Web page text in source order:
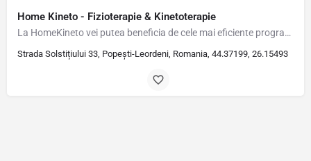
Home Kineto - Fizioterapie & Kinetoterapie
La HomeKineto vei putea beneficia de cele mai eficiente programe de recuperare. Sunt Dr. Cosmin Ciocîrlan,…
Strada Solstițiului 33, Popești-Leordeni, Romania, 44.37199, 26.15493